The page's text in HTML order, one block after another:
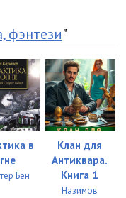
10:50
06:09
07:58
11:28
07:58
фэнтези"
в
Бен
Клан для
Антиквара.
Книга 1
Назимов